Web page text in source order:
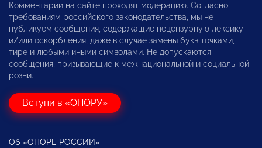
Комментарии на сайте проходят модерацию. Согласно
требованиям российского законодательства, мы не
публикуем сообщения, содержащие нецензурную лексику
и/или оскорбления, даже в случае замены букв точками,
тире и любыми иными символами. Не допускаются
сообщения, призывающие к межнациональной и социальной
розни.
Вступи в «ОПОРУ»
Об «ОПОРЕ РОССИИ»